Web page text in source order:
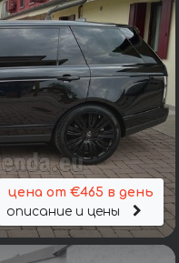
цена от €465 в день
описание и цены